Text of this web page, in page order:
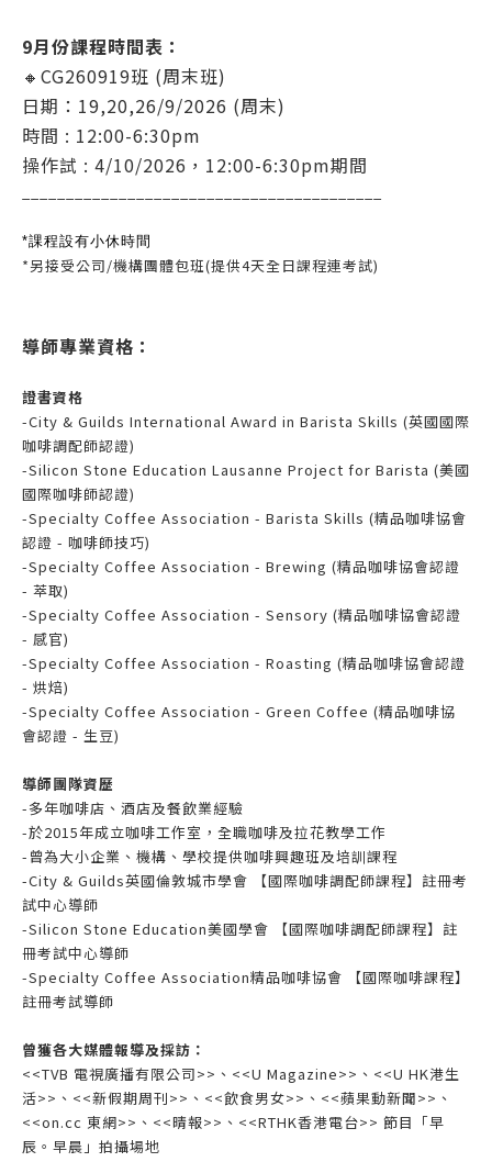
9月份課程時間表：
🔸CG260919班 (周末班)
日期：19,20,26/9/2026 (周末)
時間 : 12:00-6:30pm
操作試 : 4/10/2026，12:00-6:30pm期間
*課程設有小休時間
*另接受公司/機構團體包班(提供4天全日課程連考試)
導師專業資格：
證書資格
-City & Guilds International Award in Barista Skills (英國國際
咖啡調配師認證)
-Silicon Stone Education Lausanne Project for Barista (美國
國際咖啡師認證)
-Specialty Coffee Association - Barista Skills (精品咖啡協會
認證 - 咖啡師技巧)
-Specialty Coffee Association - Brewing (精品咖啡協會認證
- 萃取)
-Specialty Coffee Association - Sensory (精品咖啡協會認證
- 感官)
-Specialty Coffee Association - Roasting (精品咖啡協會認證
- 烘焙)
-Specialty Coffee Association - Green Coffee (精品咖啡協
會認證 - 生豆)
導師團隊資歷
-多年咖啡店、酒店及餐飲業經驗
-於2015年成立咖啡工作室，全職咖啡及拉花教學工作
-曾為大小企業、機構、學校提供咖啡興趣班及培訓課程
-City & Guilds英國倫敦城市學會 【國際咖啡調配師課程】註冊考
試中心導師
-Silicon Stone Education美國學會 【國際咖啡調配師課程】註
冊考試中心導師
-Specialty Coffee Association精品咖啡協會 【國際咖啡課程】
註冊考試導師
曾獲各大媒體報導及採訪：
<<TVB 電視廣播有限公司>>、<<U Magazine>>、<<U HK港生
活>>、<<新假期周刊>>、<<飲食男女>>、<<蘋果動新聞>>、
<<on.cc 東網>>、<<晴報>>、<<RTHK香港電台>> 節目「早
辰。早晨」拍攝場地